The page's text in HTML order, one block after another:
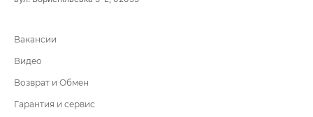
Вакансии
Видео
Возврат и Обмен
Гарантия и сервис